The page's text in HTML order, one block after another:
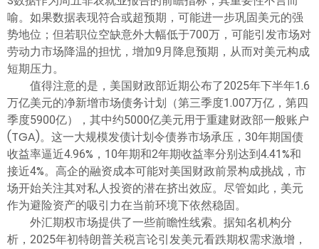
喻。如果数据表现符合或超预期，可能进一步巩固美元的强
势地位；但若职位空缺意外大幅低于700万，可能引发市场对
劳动力市场降温的担忧，增加9月降息预期，从而对美元构成
短期压力。
值得注意的是，美国财政部近期公布了2025年下半年1.6
万亿美元的净新增市场债务计划（第三季度1.007万亿，第四
季度5900亿），其中约5000亿美元用于重建财政部一般账户
(TGA)。这一大规模发债计划令债券市场承压，30年期国债
收益率逼近4.96%，10年期和2年期收益率分别达到4.41%和
接近4%。高企的融资成本可能对美国财政前景构成挑战，市
场开始关注其对私人投资的潜在挤出效应。尽管如此，美元
作为避险资产的吸引力在当前环境下依然稳固。
外汇期权市场提供了一些前瞻性线索。据知名机构分
析，2025年初特朗普关税言论引发美元看跌期权需求激增，